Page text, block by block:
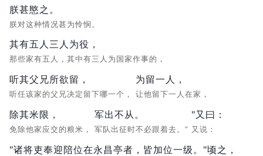
朕甚愍之。
朕对这种情况甚为怜悯。
其有五人三人为役，
那些家有五人，其中有三人为国家作事的，
听其父兄所欲留，
听任该家的父兄决定留下哪一个，
为留一人，
让他留下一人在家，
除其米限，
免除他家应交的粮米，
军出不从。
军队出征时不必跟着去。”
"又曰：
又说：
"诸将吏奉迎陪位在永昌亭者，皆加位一级。 "顷之，